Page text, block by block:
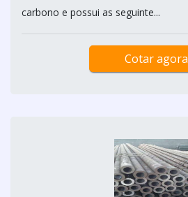
carbono e possui as seguinte...
Cotar agora